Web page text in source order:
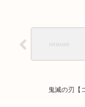
鬼滅の刃【